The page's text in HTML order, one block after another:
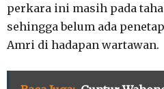
perkara ini masih pada
sehingga belum ada
Amri di hadapan wartawan.